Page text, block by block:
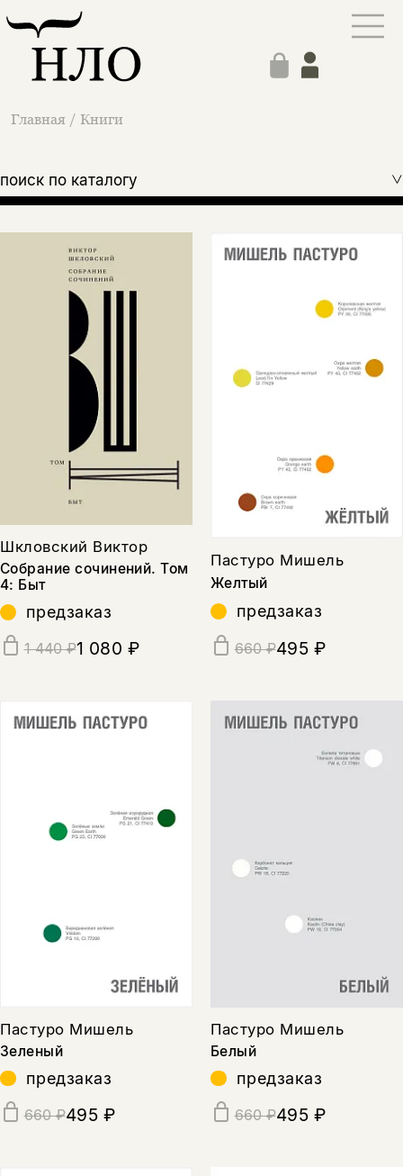
Главная / Книги
поиск по каталогу
Шкловский Виктор
Собрание сочинений. Том
4: Быт
предзаказ
1 440 ₽1 080 ₽
Пастуро Мишель
Желтый
предзаказ
660 ₽495 ₽
Пастуро Мишель
Зеленый
предзаказ
660 ₽495 ₽
Пастуро Мишель
Белый
предзаказ
660 ₽495 ₽